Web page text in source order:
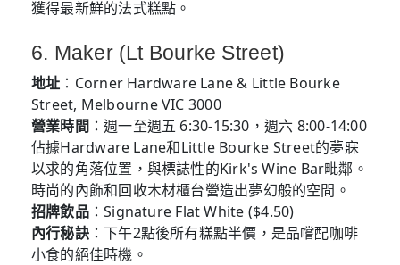
獲得最新鮮的法式糕點。
6. Maker (Lt Bourke Street)
地址 ：Corner Hardware Lane & Little Bourke
Street, Melbourne VIC 3000
營業時間 ：週一至週五 6:30-15:30，週六 8:00-14:00
佔據Hardware Lane和Little Bourke Street的夢寐
以求的角落位置，與標誌性的Kirk's Wine Bar毗鄰。
時尚的內飾和回收木材櫃台營造出夢幻般的空間。
招牌飲品：Signature Flat White ($4.50)
內行秘訣：下午2點後所有糕點半價，是品嚐配咖啡
小食的絕佳時機。